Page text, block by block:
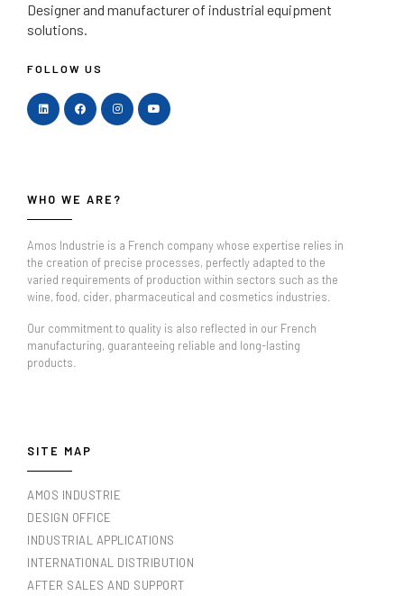
Designer and manufacturerof industrial equipment
solutions.
FOLLOW US
WHO WE ARE?
Amos Industrie is a French company whose expertise relies in
the creation of precise processes, perfectly adapted to the
varied requirements of production within sectors such as the
wine, food, cider, pharmaceutical and cosmetics industries.
Our commitment to quality is also reflected in our French
manufacturing, guaranteeing reliable and long-lasting
products.
SITE MAP
AMOS INDUSTRIE
DESIGN OFFICE
INDUSTRIAL APPLICATIONS
INTERNATIONAL DISTRIBUTION
AFTER SALES AND SUPPORT